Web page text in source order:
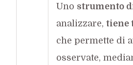
Uno strumento
analizzare, tiene
che permette di
osservate,